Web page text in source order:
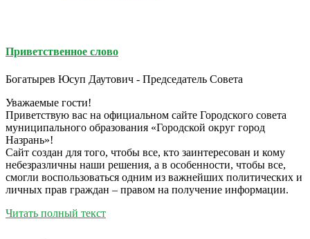
Приветственное слово
Богатырев Юсуп Даутович - Председатель Совета
Уважаемые гости!
Приветствую вас на официальном сайте Городского совета
муниципального образования «Городской округ город
Назрань»!
Сайт создан для того, чтобы все, кто заинтересован и кому
небезразличны наши решения, а в особенности, чтобы все,
смогли воспользоваться одним из важнейших политических и
личных прав граждан – правом на получение информации.
Читать полный текст